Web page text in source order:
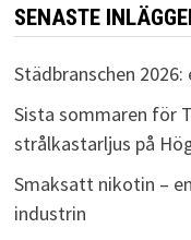
SENASTE
Städbranschen
Sista sommaren för
strålkastarljus på
Smaksatt nikotin –
industrin